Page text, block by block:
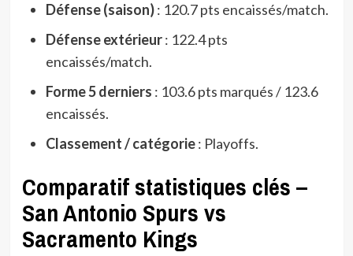
Défense (saison): 120.7 pts encaissés/match.
Défense extérieur: 122.4 pts
encaissés/match.
Forme 5 derniers : 103.6 pts marqués / 123.6
encaissés.
Classement / catégorie: Playoffs.
Comparatif statistiques clés –
San Antonio Spurs vs
Sacramento Kings